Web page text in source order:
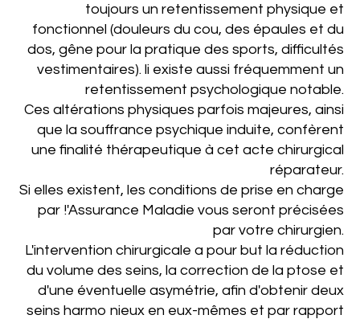
toujours un retentissement physique et
fonctionnel (douleurs du cou, des épaules et du
dos, gêne pour la pratique des sports, difficultés
vestimentaires). li existe aussi fréquemment un
retentissement psychologique notable.
Ces altérations physiques parfois majeures, ainsi
que la souffrance psychique induite, confèrent
une finalité thérapeutique à cet acte chirurgical
réparateur.
Si elles existent, les conditions de prise en charge
par !'Assurance Maladie vous seront précisées
par votre chirurgien.
L'intervention chirurgicale a pour but la réduction
du volume des seins, la correction de la ptose et
d'une éventuelle asymétrie, afin d'obtenir deux
seins harmo­ nieux en eux-mêmes et par rapport